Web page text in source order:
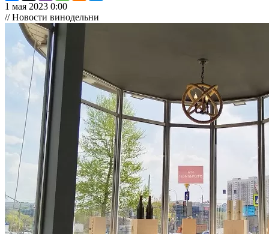
1 мая 2023 0:00
// Новости винодельни